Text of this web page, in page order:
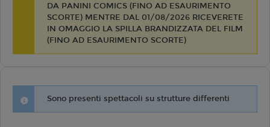
DA PANINI COMICS (FINO AD ESAURIMENTO
SCORTE) MENTRE DAL 01/08/2026 RICEVERETE
IN OMAGGIO LA SPILLA BRANDIZZATA DEL FILM
(FINO AD ESAURIMENTO SCORTE)
Sono presenti spettacoli su strutture differenti